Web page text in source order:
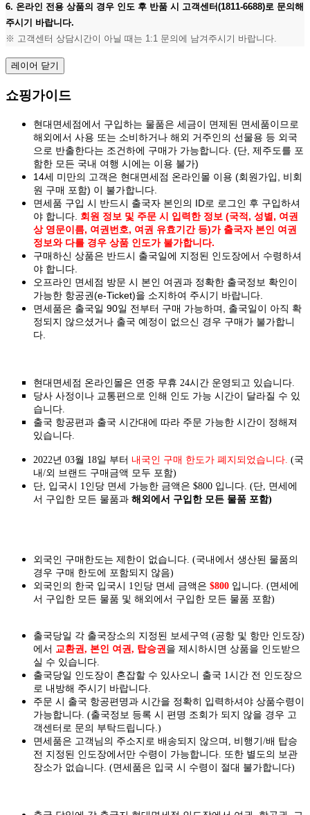
6. 온라인 전용 상품의 경우 인도 후 반품 시 고객센터(1811-6688)로 문의해
주시기 바랍니다.
※ 고객센터 상담시간이 아닐 때는 1:1 문의에 남겨주시기 바랍니다.
레이어 닫기
쇼핑가이드
현대면세점에서 구입하는 물품은 세금이 면제된 면세품이므로
해외에서 사용 또는 소비하거나 해외 거주인의 선물용 등 외국
으로 반출한다는 조건하에 구매가 가능합니다. (단, 제주도를 포
함한 모든 국내 여행 시에는 이용 불가)
14세 미만의 고객은 현대면세점 온라인몰 이용 (회원가입, 비회
원 구매 포함) 이 불가합니다.
면세품 구입 시 반드시 출국자 본인의 ID로 로그인 후 구입하셔
야 합니다. 회원 정보 및 주문 시 입력한 정보 (국적, 성별, 여권
상 영문이름, 여권번호, 여권 유효기간 등)가 출국자 본인 여권
정보와 다를 경우 상품 인도가 불가합니다.
구매하신 상품은 반드시 출국일에 지정된 인도장에서 수령하셔
야 합니다.
오프라인 면세점 방문 시 본인 여권과 정확한 출국정보 확인이
가능한 항공권(e-Ticket)을 소지하여 주시기 바랍니다.
면세품은 출국일 90일 전부터 구매 가능하며, 출국일이 아직 확
정되지 않으셨거나 출국 예정이 없으신 경우 구매가 불가합니
다.
현대면세점 온라인몰은 연중 무휴 24시간 운영되고 있습니다.
당사 사정이나 교통편으로 인해 인도 가능 시간이 달라질 수 있
습니다.
출국 항공편과 출국 시간대에 따라 주문 가능한 시간이 정해져
있습니다.
2022년 03월 18일 부터 내국인 구매 한도가 폐지되었습니다. (국
내/외 브랜드 구매금액 모두 포함)
단, 입국시 1인당 면세 가능한 금액은 $800 입니다. (단, 면세에
서 구입한 모든 물품과 해외에서 구입한 모든 물품 포함)
외국인 구매한도는 제한이 없습니다. (국내에서 생산된 물품의
경우 구매 한도에 포함되지 않음)
외국인의 한국 입국시 1인당 면세 금액은 $800 입니다. (면세에
서 구입한 모든 물품 및 해외에서 구입한 모든 물품 포함)
출국당일 각 출국장소의 지정된 보세구역 (공항 및 항만 인도장)
에서 교환권, 본인 여권, 탑승권을 제시하시면 상품을 인도받으
실 수 있습니다.
출국당일 인도장이 혼잡할 수 있사오니 출국 1시간 전 인도장으
로 내방해 주시기 바랍니다.
주문 시 출국 항공편명과 시간을 정확히 입력하셔야 상품수령이
가능합니다. (출국정보 등록 시 편명 조회가 되지 않을 경우 고
객센터로 문의 부탁드립니다.)
면세품은 고객님의 주소지로 배송되지 않으며, 비행기/배 탑승
전 지정된 인도장에서만 수령이 가능합니다. 또한 별도의 보관
장소가 없습니다. (면세품은 입국 시 수령이 절대 불가합니다)